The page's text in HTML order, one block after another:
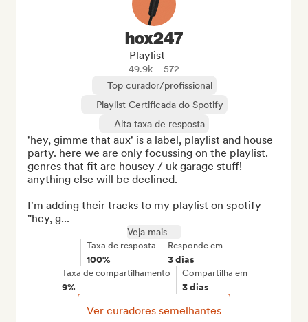
hox247
Playlist
49.9k
572
Top curador/profissional
Playlist Certificada do Spotify
Alta taxa de resposta
'hey, gimme that aux' is a label, playlist and house
party. here we are only focussing on the playlist.
genres that fit are housey / uk garage stuff!
anything else will be declined.
I'm adding their tracks to my playlist on spotify
"hey, g...
Veja mais
Taxa de resposta
100%
Responde em
3 dias
Taxa de compartilhamento
9%
Compartilha em
3 dias
Ver curadores semelhantes